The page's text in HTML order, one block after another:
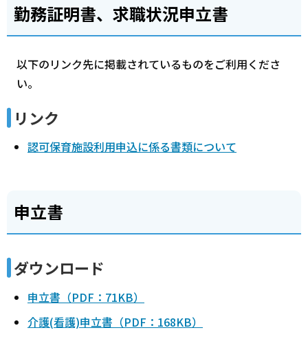
勤務証明書、求職状況申立書
以下のリンク先に掲載されているものをご利用くださ
い。
リンク
認可保育施設利用申込に係る書類について
申立書
ダウンロード
申立書（PDF：71KB）
介護(看護)申立書（PDF：168KB）